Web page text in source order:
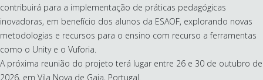
contribuirá para a implementação de práticas pedagógicas
inovadoras, em benefício dos alunos da ESAOF, explorando novas
metodologias e recursos para o ensino com recurso a ferramentas
como o Unity e o Vuforia.
A próxima reunião do projeto terá lugar entre 26 e 30 de outubro de
2026, em Vila Nova de Gaia, Portugal.